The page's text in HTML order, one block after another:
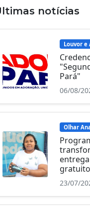
notícias
Louvor e
Pará"
06/08/
Olhar
23/07/